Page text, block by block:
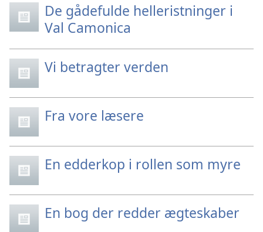
De gådefulde helleristninger i
Val Camonica
Vi betragter verden
Fra vore læsere
En edderkop i rollen som myre
En bog der redder ægteskaber